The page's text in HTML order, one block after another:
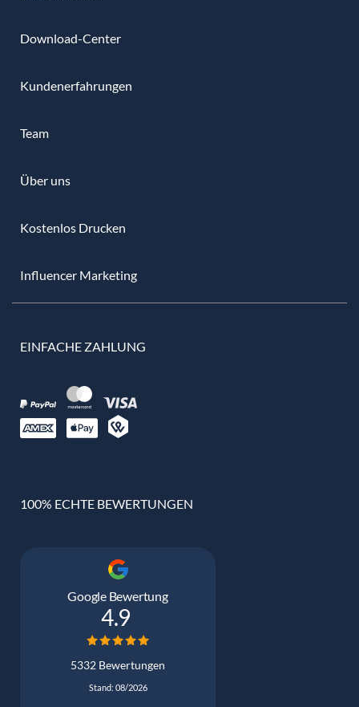
Download-Center
Kundenerfahrungen
Team
Über uns
Kostenlos Drucken
Influencer Marketing
EINFACHE ZAHLUNG
100% ECHTE BEWERTUNGEN
Google Bewertung
4.9
5332 Bewertungen
Stand: 08/2026